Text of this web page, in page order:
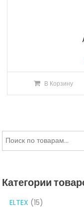
В Корзину
Искать:
Категории
ELTEX (15)